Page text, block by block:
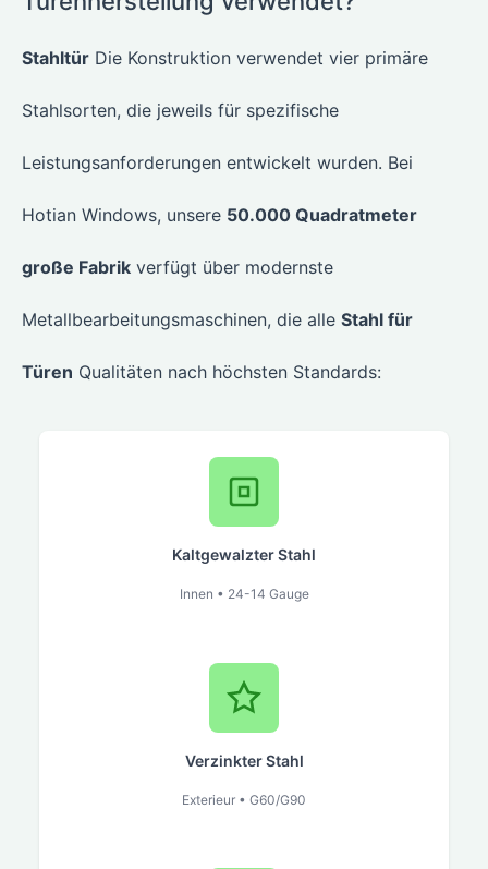
Stahltür Die Konstruktion verwendet vier primäre
Stahlsorten, die jeweils für spezifische
Leistungsanforderungen entwickelt wurden. Bei
Hotian Windows, unsere 50.000 Quadratmeter
große Fabrik verfügt über modernste
Metallbearbeitungsmaschinen, die alle Stahl für
Türen Qualitäten nach höchsten Standards:
Kaltgewalzter Stahl
Innen • 24-14 Gauge
Verzinkter Stahl
Exterieur • G60/G90